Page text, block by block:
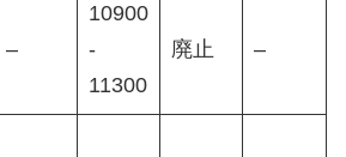
–
10900
-
11300
廃止 –